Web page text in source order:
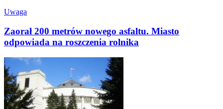
Uwaga
Zaorał 200 metrów nowego asfaltu. Miasto
odpowiada na roszczenia rolnika